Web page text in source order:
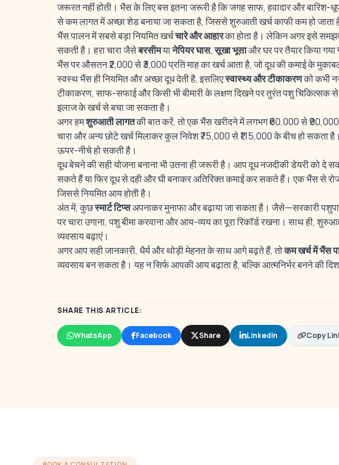
जरूरत नहीं होती। भैंस के लिए बस इतना जरूरी है कि जगह साफ, हवादार और बारिश-धूप
से कम लागत में अच्छा शेड बनाया जा सकता है, जिससे शुरुआती खर्च काफी कम हो जाता
भैंस पालन में सबसे बड़ा नियमित खर्चचारे और आहारका होता है। लेकिन अगर इसे
सकती है। हरा चारा जैसेबरसीमयानेपियर घास,सूखा भूसाऔर घर पर तैयार किया गया
भैंस पर औसतन ₹2,000 से ₹3,000 प्रति माह का खर्च आता है, जो दूध की कमाई के
स्वस्थ भैंस ही नियमित और अच्छा दूध देती है, इसलिएस्वास्थ्य और टीकाकरणको कभी
टीकाकरण, साफ-सफाई और किसी भी बीमारी के लक्षण दिखने पर तुरंत पशु
इलाज के खर्च से बचा जा सकता है।
अगर हमशुरुआती लागतकी बात करें, तो एक भैंस खरीदने में लगभग ₹60,000 से
चारा और अन्य छोटे खर्च मिलाकर कुल निवेश ₹75,000 से ₹1,15,000 के बीच हो
ऊपर-नीचे हो सकती है।
दूध बेचने की सही योजना बनाना भी उतना ही जरूरी है। आप दूध नजदीकी डेयरी को दे
सकते हैं या फिर दूध से दही और घी बनाकर अतिरिक्त कमाई कर सकते हैं। एक भैंस से
जिससे नियमित आय होती है।
अंत में, कुछस्मार्ट टिप्सअपनाकर मुनाफा और बढ़ाया जा सकता है। जैसे—सरकारी
पर चारा उगाना, पशु बीमा करवाना और आय-व्यय का पूरा रिकॉर्ड रखना। साथ ही,
व्यवसाय बढ़ाएं।
अगर आप सही जानकारी, धैर्य और थोड़ी मेहनत के साथ आगे बढ़ते हैं, तोकम खर्च में भैंस
व्यवसाय बन सकता है। यह न सिर्फ आपकी आय बढ़ाता है, बल्कि आत्मनिर्भर बनने की
SHARE THIS ARTICLE:
WhatsApp Facebook Share LinkedIn Copy